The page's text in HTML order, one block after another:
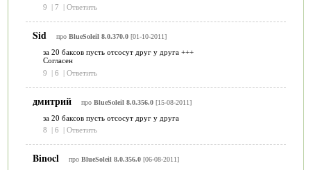
9
| 7 | Ответить
Sid про BlueSoleil 8.0.370.0[01-10-2011]
за 20 баксов пусть отсосут друг у друга +++
Согласен
9
| 6 | Ответить
дмитрий про BlueSoleil 8.0.356.0[15-08-2011]
за 20 баксов пусть отсосут друг у друга
8
| 6 | Ответить
Binocl про BlueSoleil 8.0.356.0[06-08-2011]